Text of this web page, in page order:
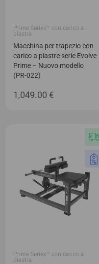
Prime Series™ con carico a
piastra
Macchina per trapezio con
carico a piastre serie Evolve
Prime – Nuovo modello
(PR-022)
1,049.00 €
Prime Series™ con carico a
piastra